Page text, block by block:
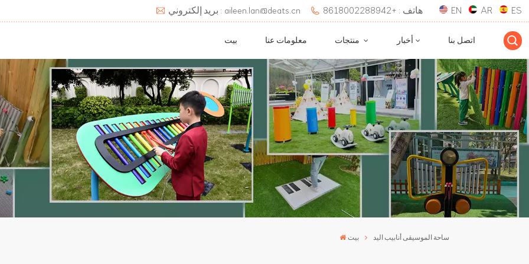
بريد إلكتروني : aileen.lan@deats.cn هاتف : +8618002288942 EN AR ES
بيت معلومات عنا أخبار اتصل بنا
بيت ساحة الموسيقى أنابيب اليد